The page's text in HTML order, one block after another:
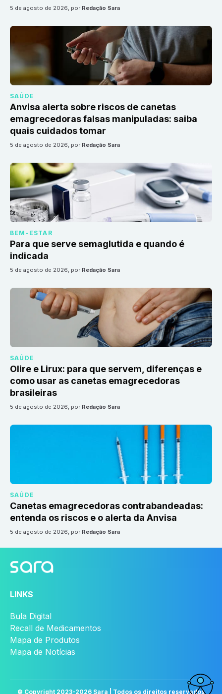
5 de agosto de 2026, por Redação Sara
SAÚDE
Anvisa alerta sobre riscos de canetas
emagrecedoras falsas manipuladas: saiba
quais cuidados tomar
5 de agosto de 2026, por Redação Sara
BEM-ESTAR
Para que serve semaglutida e quando é
indicada
5 de agosto de 2026, por Redação Sara
SAÚDE
Olire e Lirux: para que servem, diferenças e
como usar as canetas emagrecedoras
brasileiras
5 de agosto de 2026, por Redação Sara
SAÚDE
Canetas emagrecedoras contrabandeadas:
entenda os riscos e o alerta da Anvisa
5 de agosto de 2026, por Redação Sara
LINKS
Bula Digital
Recall de Medicamentos
Mapa de Produtos
Mapa de Notícias
© Copyright 2023-2026 Sara | Todos os direitos reservados